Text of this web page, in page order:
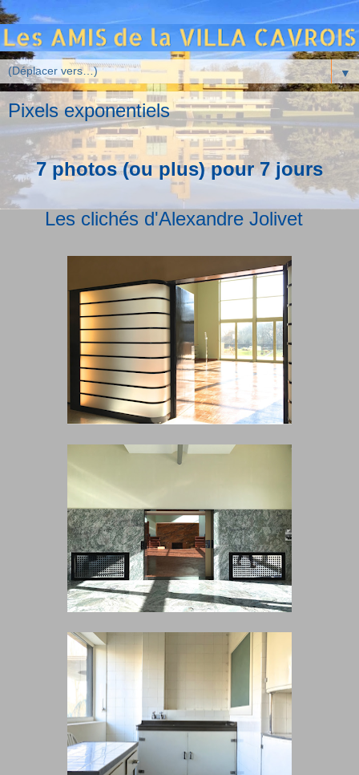
▼
Pixels exponentiels
7 photos (ou plus) pour 7 jours
Les clichés d'Alexandre Jolivet